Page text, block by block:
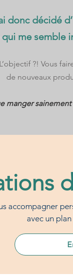
donc décidé
qui me semble
L’objectif ?! Vous
de nouveaux
manger
accompagner
avec un